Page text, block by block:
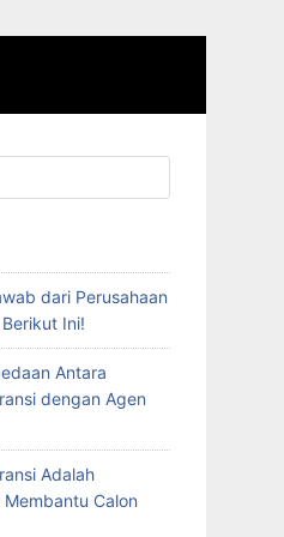
dari Perusahaan
Ini!
Antara
dengan Agen
Adalah
Calon